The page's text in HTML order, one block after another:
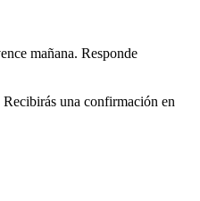
mañana. Responde
una confirmación en